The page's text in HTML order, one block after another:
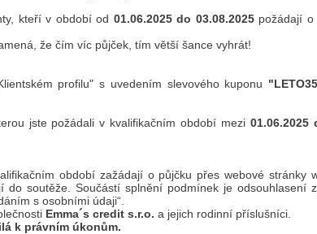
kteří v období od 01.06.2025 do 03.08.2025požádají o
že čím víc půjček, tím větší šance vyhrát!
profilu" s uvedením slevového kuponu
jste požádali v kvalifikačním období mezi 01.06.2025
období zažádají o půjčku přes webové stránky
soutěže. Součástí splnění podmínek je odsouhlasení
s osobními údaji“.
Emma´s credit s.r.o. a jejich rodinní příslušníci.
k právním úkonům.